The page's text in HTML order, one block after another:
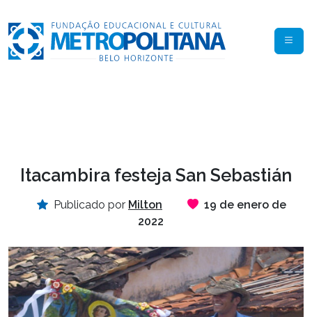
Itacambira festeja San Sebastián
Publicado por Milton
19 de enero de
2022